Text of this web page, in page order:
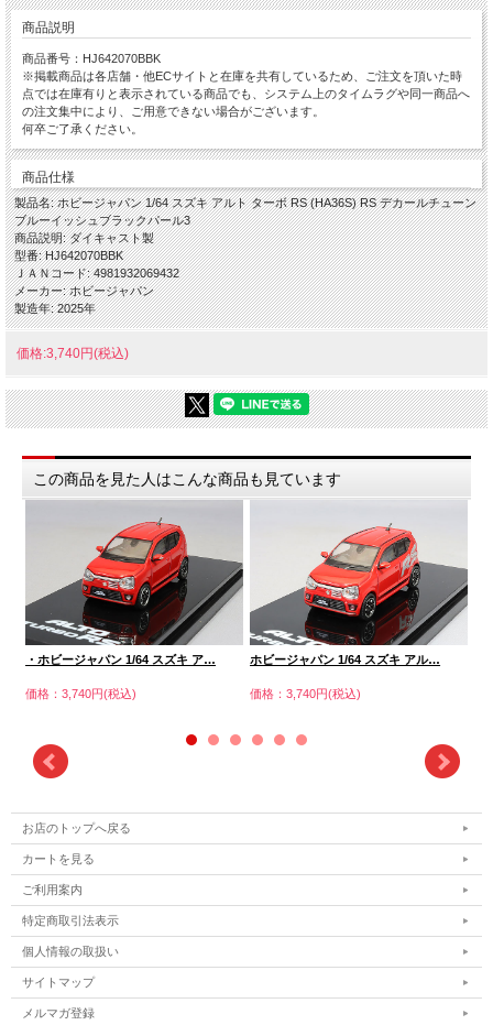
商品説明
商品番号：HJ642070BBK
※掲載商品は各店舗・他ECサイトと在庫を共有しているため、ご注文を頂いた時
点では在庫有りと表示されている商品でも、システム上のタイムラグや同一商品へ
の注文集中により、ご用意できない場合がございます。
何卒ご了承ください。
商品仕様
製品名: ホビージャパン 1/64 スズキ アルト ターボ RS (HA36S) RS デカールチューン
ブルーイッシュブラックパール3
商品説明: ダイキャスト製
型番: HJ642070BBK
ＪＡＮコード: 4981932069432
メーカー: ホビージャパン
製造年: 2025年
価格:3,740円(税込)
この商品を見た人はこんな商品も見ています
・ホビージャパン 1/64 スズキ ア…
価格：3,740円(税込)
ホビージャパン 1/64 スズキ アル…
価格：3,740円(税込)
お店のトップへ戻る
カートを見る
ご利用案内
特定商取引法表示
個人情報の取扱い
サイトマップ
メルマガ登録